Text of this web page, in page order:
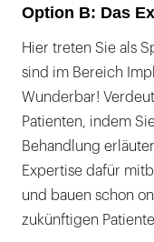
Option B: Das
Hier treten Sie als
sind im Bereich
Wunderbar!
Patienten, indem
Behandlung
Expertise dafür
und bauen schon
zukünftigen